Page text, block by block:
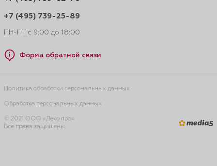
+7 (495) 739-25-89
ПН-ПТ с 9:00 до 18:00
Форма обратной связи
Политика обработки персональных данных
Обработка персональных данных
© 2021 ООО «Деко про».
Все права защищены.